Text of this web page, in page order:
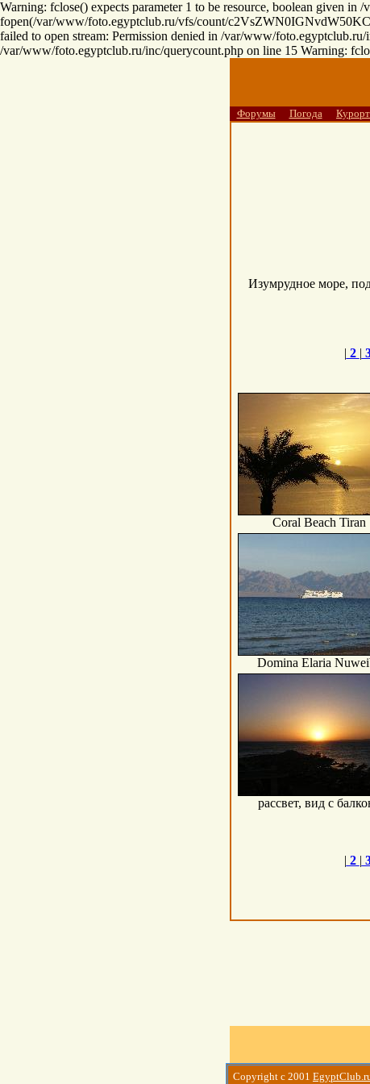
Warning: fclose() expects parameter 1 to be resource, boolean given
fopen(/var/www/foto.egyptclub.ru/vfs/count/
failed to open stream: Permission denied in /var/www/
/var/www/foto.egyptclub.ru/inc/querycount.php on line 15 Warning:
Форумы
Погода
Изумрудное море,
| 2 |
Coral Beach Tiran
Domina Elaria
рассвет, вид с
| 2 |
Copyright c 2001